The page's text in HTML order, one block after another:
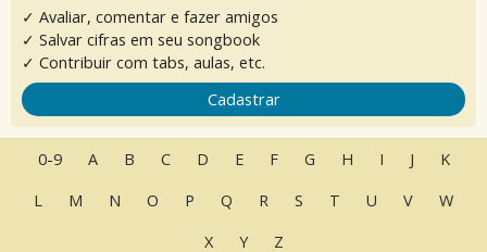
✓ Avaliar, comentar e fazer amigos
✓ Salvar cifras em seu songbook
✓ Contribuir com tabs, aulas, etc.
Cadastrar
0-9 A B C D E F G H I J
K
L
M N O P Q R S T U V
W
X
Y Z